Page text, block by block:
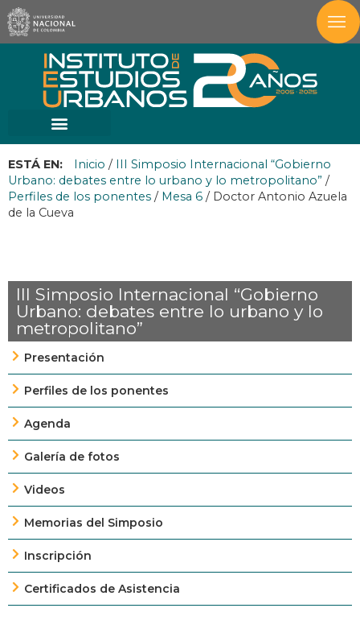
ESTÁ EN: Inicio / III Simposio Internacional “Gobierno
Urbano: debates entre lo urbano y lo metropolitano” /
Perfiles de los ponentes / Mesa 6 / Doctor Antonio Azuela
de la Cueva
III Simposio Internacional “Gobierno
Urbano: debates entre lo urbano y lo
metropolitano”
Presentación
Perfiles de los ponentes
Agenda
Galería de fotos
Videos
Memorias del Simposio
Inscripción
Certificados de Asistencia